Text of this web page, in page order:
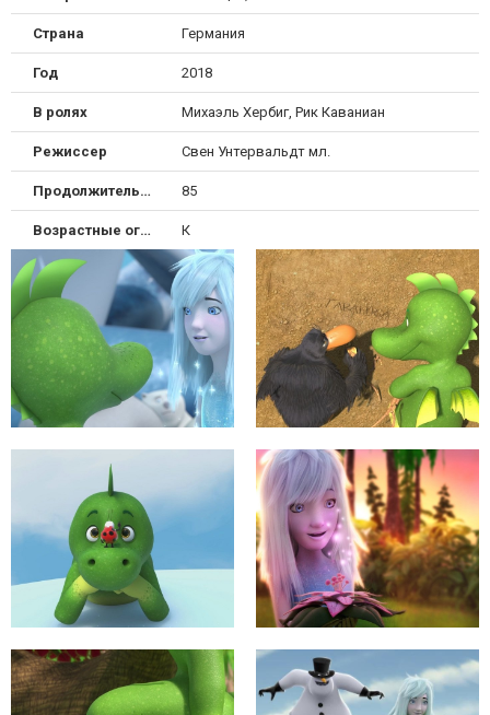
Страна Германия
Год 2018
В ролях Михаэль Хербиг, Рик Каваниан
Режиссер Свен Унтервальдт мл.
Продолжительность 85
Возрастные ограничения К